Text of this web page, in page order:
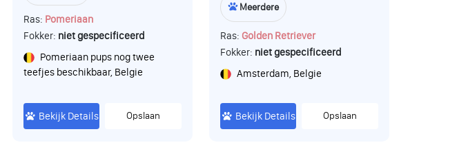
Ras: Pomeriaan
Fokker: niet gespecificeerd
Pomeriaan pups nog twee
teefjes beschikbaar, Belgie
Bekijk Details Opslaan
Meerdere
Ras: Golden Retriever
Fokker: niet gespecificeerd
Amsterdam, Belgie
Bekijk Details Opslaan